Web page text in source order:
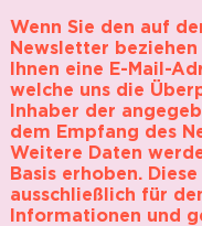
Wenn Sie den auf
Newsletter
Ihnen eine E-Mail-
welche uns die
Inhaber der
dem Empfang des
Weitere Daten
Basis erhoben.
ausschließlich für
Informationen und